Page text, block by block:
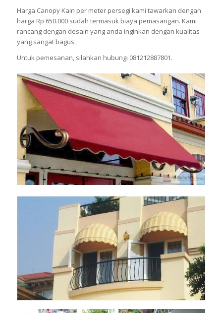
Harga Canopy Kain per meter persegi kami tawarkan dengan
harga Rp 650.000 sudah termasuk biaya pemasangan. Kami
rancang dengan desain yang anda inginkan dengan kualitas
yang sangat bagus.
Untuk pemesanan, silahkan hubungi 081212887801.